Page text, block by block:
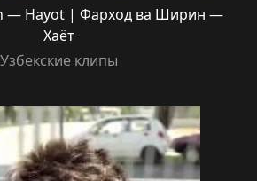
— Hayot | Фарход ва Ширин —
Хаёт
Узбекские клипы